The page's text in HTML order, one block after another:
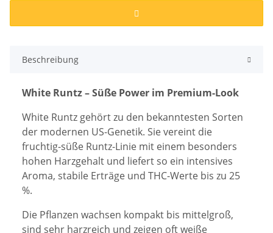
Beschreibung
White Runtz – Süße Power im Premium-Look
White Runtz gehört zu den bekanntesten Sorten
der modernen US-Genetik. Sie vereint die
fruchtig-süße Runtz-Linie mit einem besonders
hohen Harzgehalt und liefert so ein intensives
Aroma, stabile Erträge und THC-Werte bis zu 25
%.
Die Pflanzen wachsen kompakt bis mittelgroß,
sind sehr harzreich und zeigen oft weiße